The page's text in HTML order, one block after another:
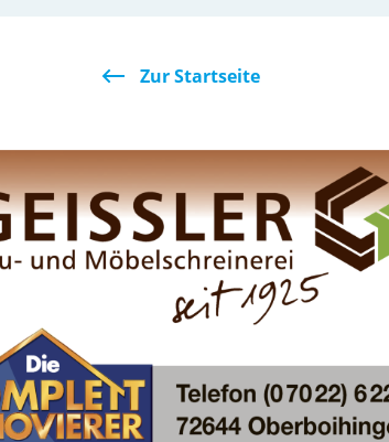
Zur Startseite